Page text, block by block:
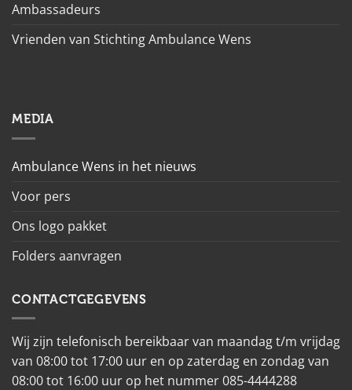
Ambassadeurs
Vrienden van Stichting Ambulance Wens
MEDIA
Ambulance Wens in het nieuws
Voor pers
Ons logo pakket
Folders aanvragen
CONTACTGEGEVENS
Wij zijn telefonisch bereikbaar van maandag t/m vrijdag
van 08:00 tot 17:00 uur en op zaterdag en zondag van
08:00 tot 16:00 uur op het nummer 085-4444288